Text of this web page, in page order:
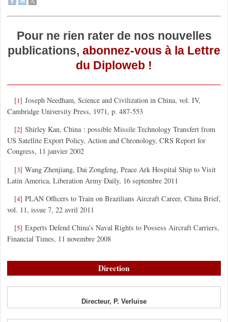
Pour ne rien rater de nos nouvelles
publications, abonnez-vous à la Lettre
du Diploweb !
[1]Joseph Needham, Science and Civilization in China, vol. IV,
Cambridge University Press, 1971, p. 487-553
[2]Shirley Kan, China : possible Missile Technology Transfert from
US Satellite Export Policy, Action and Chronology, CRS Report for
Congress, 11 janvier 2002
[3]Wang Zhenjiang, Dai Zongfeng, Peace Ark Hospital Ship to Visit
Latin America, Liberation Army Daily, 16 septembre 2011
[4]PLAN Officers to Train on Brazilians Aircraft Career, China Brief,
vol. 11, issue 7, 22 avril 2011
[5]Experts Defend China’s Naval Rights to Possess Aircraft Carriers,
Financial Times, 11 novembre 2008
Direction
Directeur, P. Verluise